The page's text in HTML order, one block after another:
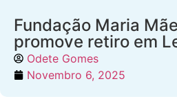
Fundação Maria
promove retiro em
Odete Gomes
Novembro 6, 2025